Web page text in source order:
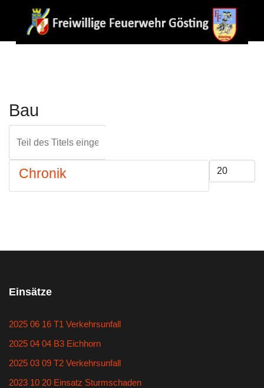
Bau
Anzeige #
Chronik
Einsätze
2025 06 16 T1 Verkehrsunfall
2025 04 04 B3 Eichhorn
2025 03 09 T2 Verkehrsunfall
2023 10 20 Einsatz Sturmschaden